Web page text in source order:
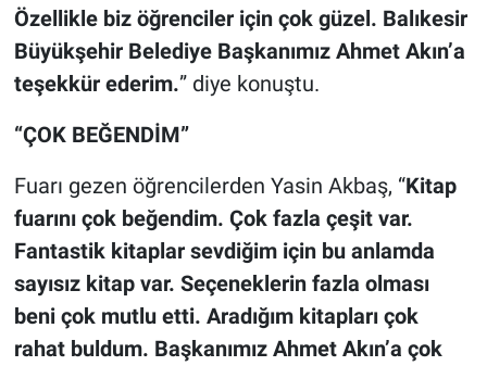
Özellikle biz öğrenciler için çok güzel. Balıkesir
Büyükşehir Belediye Başkanımız Ahmet Akın’a
teşekkür ederim.” diye konuştu.
“ÇOK BEĞENDİM”
Fuarı gezen öğrencilerden Yasin Akbaş, “Kitap
fuarını çok beğendim. Çok fazla çeşit var.
Fantastik kitaplar sevdiğim için bu anlamda
sayısız kitap var. Seçeneklerin fazla olması
beni çok mutlu etti. Aradığım kitapları çok
rahat buldum. Başkanımız Ahmet Akın’a çok